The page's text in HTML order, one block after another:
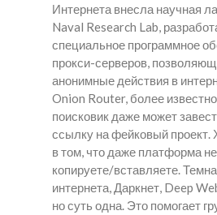
Интернета внесла научная
Naval Research Lab,
специальное программное
прокси-серверов,
анонимные действия в
Onion Router, более
поисковик даже может
ссылку на фейковый проект.
в том, что даже платформа
копируете/вставляете.
интернета, Даркнет, Deep
но суть одна. Это помогает